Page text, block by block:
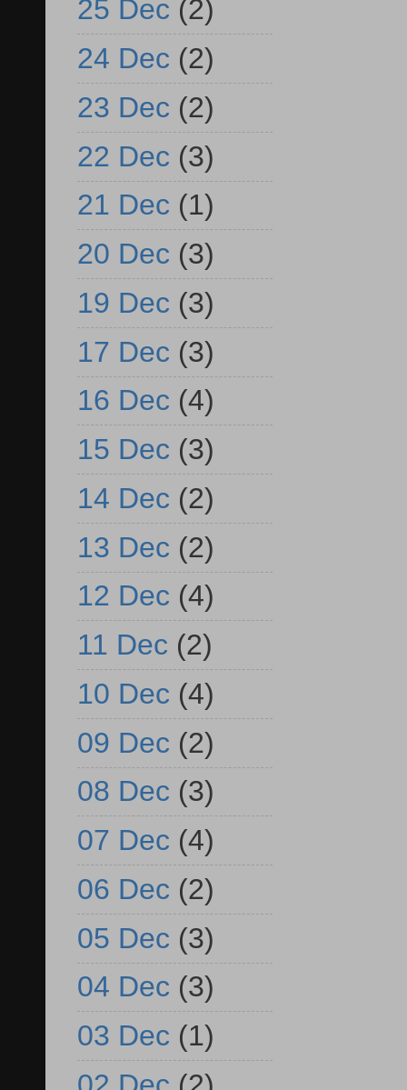
25 Dec (2)
24 Dec (2)
23 Dec (2)
22 Dec (3)
21 Dec (1)
20 Dec (3)
19 Dec (3)
17 Dec (3)
16 Dec (4)
15 Dec (3)
14 Dec (2)
13 Dec (2)
12 Dec (4)
11 Dec (2)
10 Dec (4)
09 Dec (2)
08 Dec (3)
07 Dec (4)
06 Dec (2)
05 Dec (3)
04 Dec (3)
03 Dec (1)